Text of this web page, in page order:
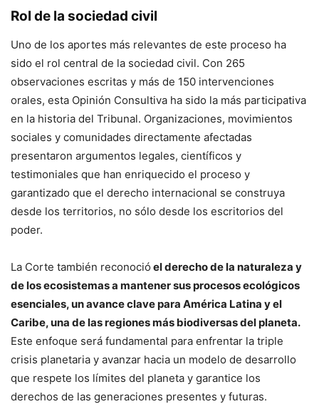
Rol de la sociedad civil
Uno de los aportes más relevantes de este proceso ha
sido el rol central de la sociedad civil. Con 265
observaciones escritas y más de 150 intervenciones
orales, esta Opinión Consultiva ha sido la más participativa
en la historia del Tribunal. Organizaciones, movimientos
sociales y comunidades directamente afectadas
presentaron argumentos legales, científicos y
testimoniales que han enriquecido el proceso y
garantizado que el derecho internacional se construya
desde los territorios, no sólo desde los escritorios del
poder.
La Corte también reconoció el derecho de la naturaleza y
de los ecosistemas a mantener sus procesos ecológicos
esenciales, un avance clave para América Latina y el
Caribe, una de las regiones más biodiversas del planeta.
Este enfoque será fundamental para enfrentar la triple
crisis planetaria y avanzar hacia un modelo de desarrollo
que respete los límites del planeta y garantice los
derechos de las generaciones presentes y futuras.